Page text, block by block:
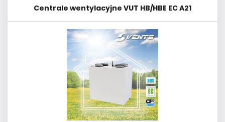
Centrale wentylacyjne VUT HB/HBE EC A21